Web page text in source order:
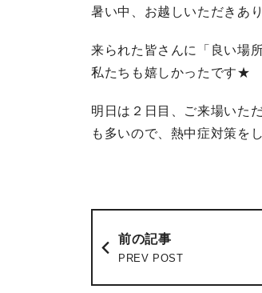
暑い中、お越しいただきあ
来られた皆さんに「良い場
私たちも嬉しかったです★
明日は２日目、ご来場いた
も多いので、熱中症対策を
前の記事
PREV POST